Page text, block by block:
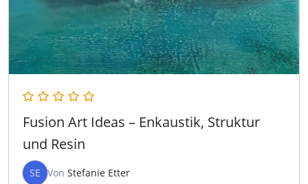
Fusion Art Ideas – Enkaustik, Struktur
und Resin
SE Von Stefanie Etter